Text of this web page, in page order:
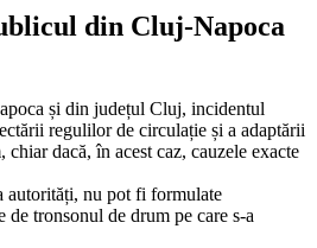
din Cluj-Napoca
și din județul Cluj, incidentul
regulilor de circulație și a adaptării
dacă, în acest caz, cauzele exacte
autorități, nu pot fi formulate
de tronsonul de drum pe care s-a